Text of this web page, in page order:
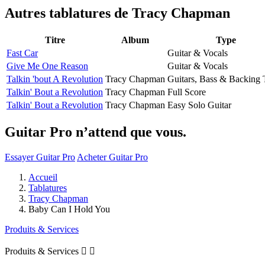
Autres tablatures de Tracy Chapman
Titre Album
Type
Fast Car
Guitar & Vocals
Give Me One Reason
Guitar & Vocals
Talkin 'bout A Revolution Tracy Chapman Guitars, Bass & Backing
Talkin' Bout a Revolution Tracy Chapman Full Score
Talkin' Bout a Revolution Tracy Chapman Easy Solo Guitar
Guitar Pro n’attend que vous.
Essayer Guitar Pro Acheter Guitar Pro
Accueil
Tablatures
Tracy Chapman
Baby Can I Hold You
Produits & Services
Produits & Services  